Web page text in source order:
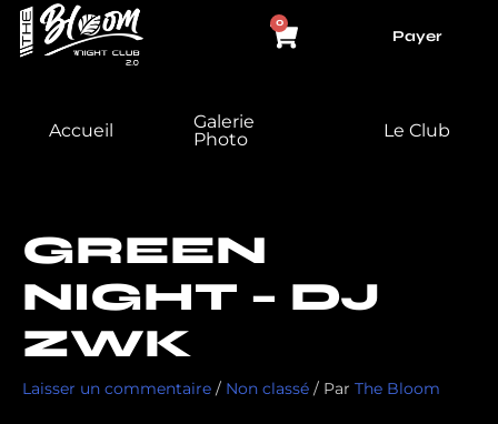
Aller
0
Panier Payer
Accueil
Galerie
Photo
Le Club
GREEN
NIGHT – DJ
ZWK
Laisser un commentaire / Non classé / Par The Bloom